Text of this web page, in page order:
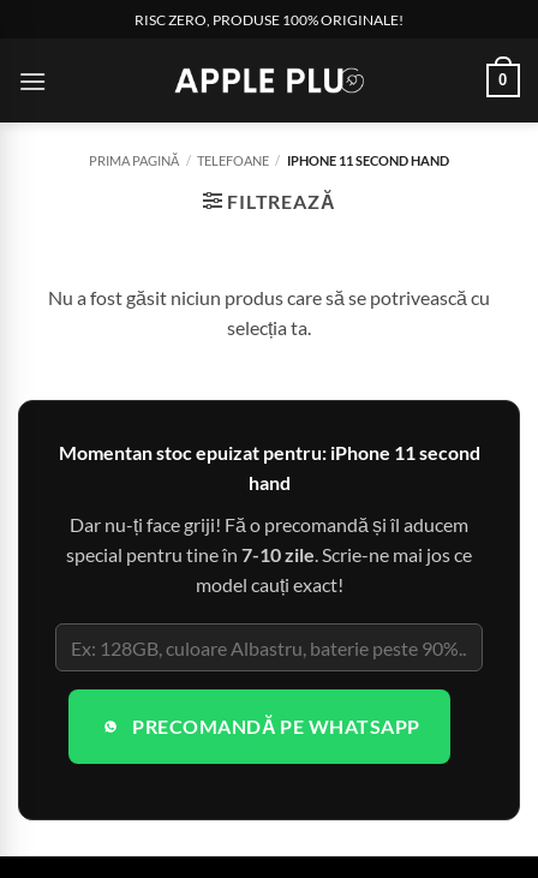
content
RISC ZERO, PRODUSE 100% ORIGINALE!
0
PRIMA PAGINĂ / TELEFOANE / IPHONE 11 SECOND HAND
FILTREAZĂ
Nu a fost găsit niciun produs care să se potrivească cu
selecția ta.
Momentan stoc epuizat pentru: iPhone 11 second
hand
Dar nu-ți face griji! Fă o precomandă și îl aducem
special pentru tine în 7-10 zile. Scrie-ne mai jos ce
model cauți exact!
PRECOMANDĂ PE WHATSAPP